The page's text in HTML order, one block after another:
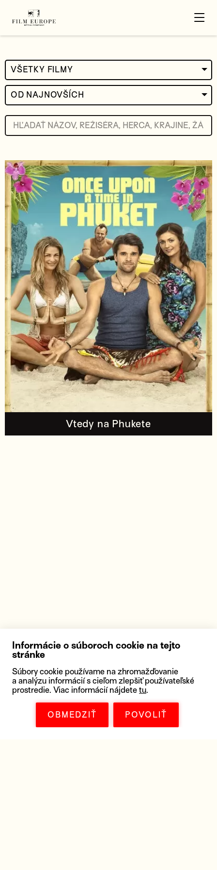
VŠETKY FILMY
OD NAJNOVŠÍCH
Vtedy na Phukete
Informácie o súboroch cookie na tejto
stránke
Súbory cookie používame na zhromažďovanie
a analýzu informácií s cieľom zlepšiť používateľské
prostredie. Viac informácií nájdete tu.
OBMEDZIŤ POVOLIŤ